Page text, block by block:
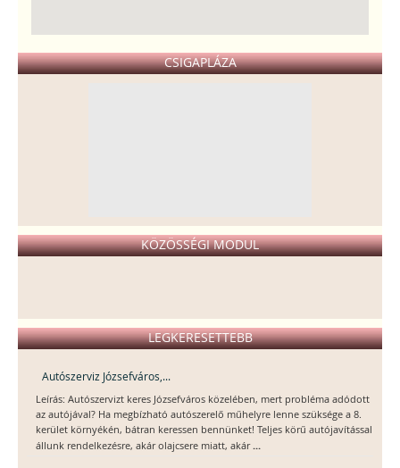
CSIGAPLÁZA
KÖZÖSSÉGI MODUL
LEGKERESETTEBB
Autószerviz Józsefváros,...
Leírás: Autószervizt keres Józsefváros közelében, mert probléma adódott
az autójával? Ha megbízható autószerelő műhelyre lenne szüksége a 8.
kerület környékén, bátran keressen bennünket! Teljes körű autójavítással
állunk rendelkezésre, akár olajcsere miatt, akár...